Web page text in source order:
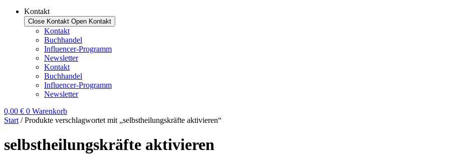
Kontakt
Close Kontakt Open Kontakt
Kontakt
Buchhandel
Influencer-Programm
Newsletter
Kontakt
Buchhandel
Influencer-Programm
Newsletter
0,00 € 0 Warenkorb
Start / Produkte verschlagwortet mit „selbstheilungskräfte aktivieren“
selbstheilungskräfte aktivieren